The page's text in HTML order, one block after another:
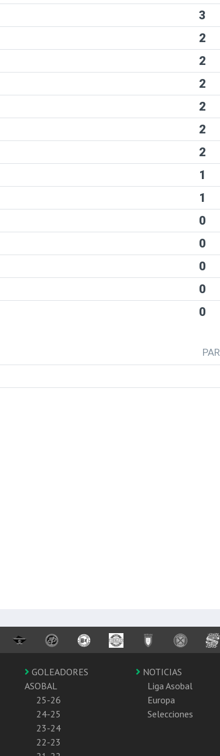
3
2
2
2
2
2
2
1
1
0
0
0
0
0
GOLEADORES
ASOBAL
25-26
24-25
23-24
22-23
NOTICIAS
Liga Asobal
Europa
Selecciones